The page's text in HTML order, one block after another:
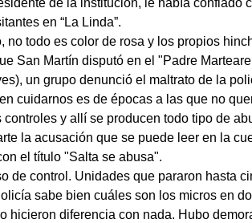
en “La Linda”.
no todo es color de rosa y los propios
San Martín disputó en el "Padre
un grupo denunció el maltrato de la
cuidarnos es de épocas a las que no
controles y allí se producen todo tipo de
la acusación que se puede leer en la
el título "Salta se abusa".
de control. Unidades que pararon hasta
sabe bien cuáles son los micros en
hicieron diferencia con nada. Hubo